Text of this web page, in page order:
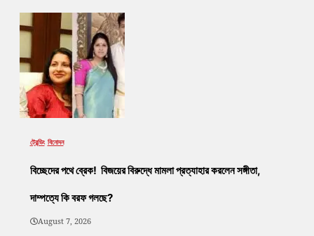
ট্রেন্ডিং বিনোদন
বিচ্ছেদের পথে ব্রেক! বিজয়ের বিরুদ্ধে মামলা প্রত্যাহার করলেন সঙ্গীতা,
দাম্পত্যে কি বরফ গলছে?
August 7, 2026